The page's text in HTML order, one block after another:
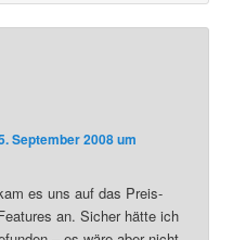
September 2008 um
es uns auf das Preis-
an. Sicher hätte ich